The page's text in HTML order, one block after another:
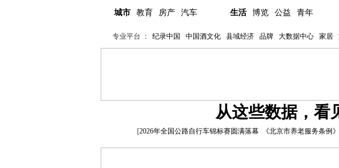
城市
教育 房产 汽车
生活
博览 公益 青年
专业平台 ： 纪录中国 中国酒文化 县域经济 品牌 大数据中心 家居
从这些数据，看
[2026年全国公路自行车锦标赛圆满落幕 《北京市养老服务条例